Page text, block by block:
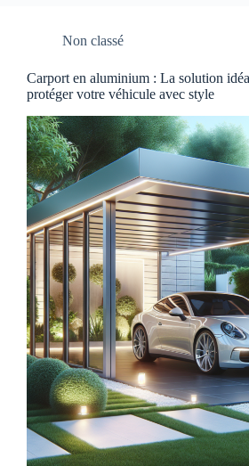
Non classé
Carport en aluminium : La solution
protéger votre véhicule avec style